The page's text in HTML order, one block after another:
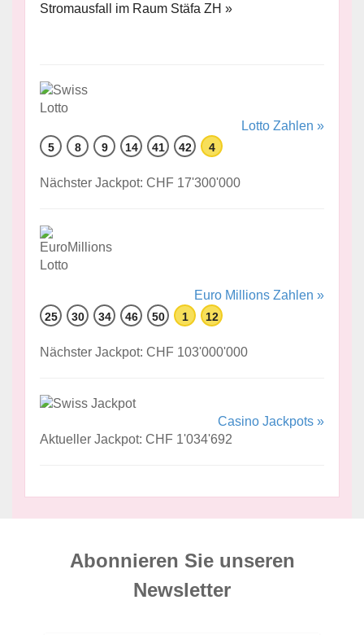
Stromausfall im Raum Stäfa ZH »
Lotto Zahlen »
5 8 9 14 41 42 4
Nächster Jackpot: CHF 17'300'000
Euro Millions Zahlen »
25 30 34 46 50 1 12
Nächster Jackpot: CHF 103'000'000
Casino Jackpots »
Aktueller Jackpot: CHF 1'034'692
Abonnieren Sie unseren
News­letter